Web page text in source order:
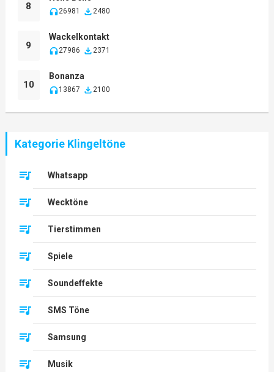
8 26981 2480
9
Wackelkontakt
27986 2371
10
Bonanza
13867 2100
Kategorie Klingeltöne
Whatsapp
Wecktöne
Tierstimmen
Spiele
Soundeffekte
SMS Töne
Samsung
Musik